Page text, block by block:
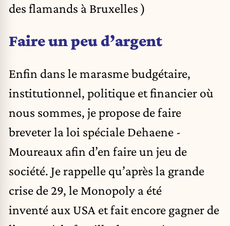
des flamands à Bruxelles )
Faire un peu d’argent
Enfin dans le marasme budgétaire,
institutionnel, politique et financier où
nous sommes, je propose de faire
breveter la loi spéciale Dehaene -
Moureaux afin d’en faire un jeu de
société. Je rappelle qu’après la grande
crise de 29, le Monopoly a été
inventé aux USA et fait encore gagner de